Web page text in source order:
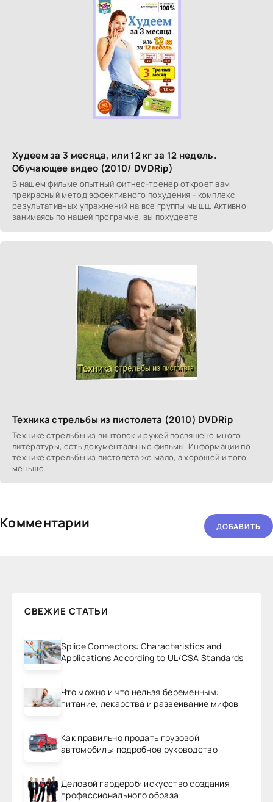
Худеем за 3 месяца, или 12 кг за 12 недель.
Обучающее видео (2010/ DVDRip)
В нашем фильме опытный фитнес-тренер откроет вам
прекрасный метод эффективного похудения - комплекс
результативных упражнений на все группы мышц. Активно
занимаясь по нашей программе, вы похудеете
Техника стрельбы из пистолета (2010) DVDRip
Технике стрельбы из винтовок и ружей посвящено много
литературы, есть документальные фильмы. Информации по
технике стрельбы из пистолета же мало, а хорошей и того
меньше.
Комментарии ДОБАВИТЬ
СВЕЖИЕ СТАТЬИ
Splice Connectors: Characteristics and
Applications According to UL/CSA Standards
Что можно и что нельзя беременным:
питание, лекарства и развеивание мифов
Как правильно продать грузовой
автомобиль: подробное руководство
Деловой гардероб: искусство создания
профессионального образа